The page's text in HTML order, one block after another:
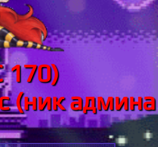
170)
(ник админа